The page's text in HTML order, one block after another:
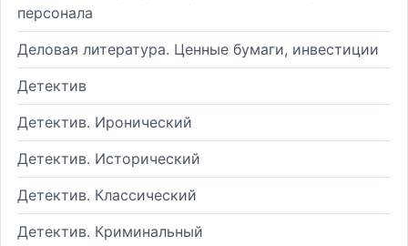
персонала
Деловая литература. Ценные бумаги, инвестиции
Детектив
Детектив. Иронический
Детектив. Исторический
Детектив. Классический
Детектив. Криминальный